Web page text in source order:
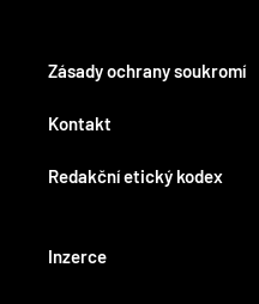
Kontakt
Redakční etický kodex
Inzerce
Zásady ochrany soukromí